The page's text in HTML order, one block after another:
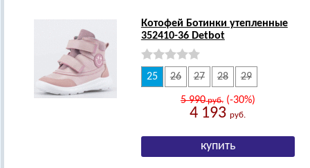
Котофей Ботинки утепленные
352410-36 Detbot
25 26 27 28 29
5 990руб.(-30%)
4 193руб.